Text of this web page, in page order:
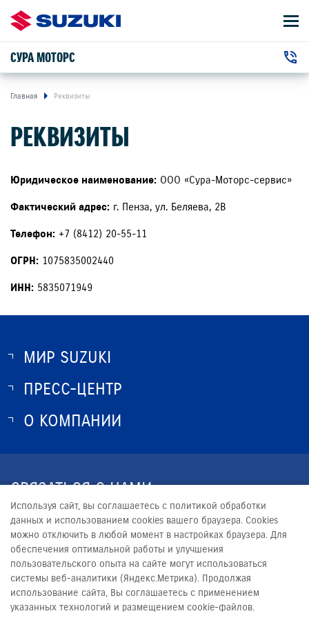
СУРА МОТОРС
г. Пенза, Беляева улица, 2В
АВТОМОБИЛИ
ВЛАДЕЛЬЦАМ
О КОМПАНИИ
НОВОСТИ
ЗАКАЗАТЬ ЗВОНОК
Главная Реквизиты
РЕКВИЗИТЫ
Юридическое наименование: ООО «Сура-Моторс-сервис»
Фактический адрес: г. Пенза, ул. Беляева, 2В
Телефон: +7 (8412) 20-55-11
ОГРН: 1075835002440
ИНН: 5835071949
МИР SUZUKI
О SUZUKI
ПРЕСС-ЦЕНТР
НОВОСТИ
О КОМПАНИИ
СВЯЗАТЬСЯ С НАМИ
+7 (8412) 20-55-11
MARKETING-S@SURA-MOTORS.RU
© 2026
Используя сайт, вы соглашаетесь с политикой обработки
данных и использованием cookies вашего браузера. Cookies
можно отключить в любой момент в настройках браузера. Для
обеспечения оптимальной работы и улучшения
пользовательского опыта на сайте могут использоваться
системы веб-аналитики (Яндекс.Метрика). Продолжая
использование сайта, Вы соглашаетесь с применением
указанных технологий и размещением cookie-файлов.